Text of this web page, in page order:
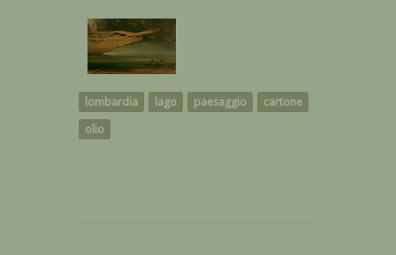
lombardia lago paesaggio cartone
olio